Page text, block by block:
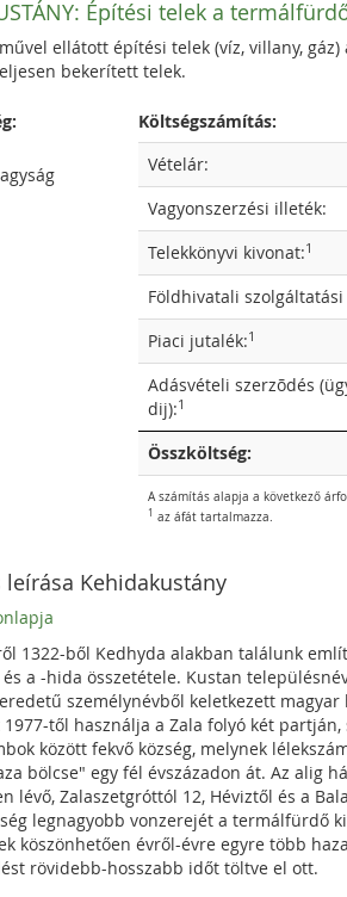
Építési telek a
ellátott építési telek (víz, villany,
bekerített telek.
Költségszámítás:
Vételár:
Vagyonszerzési illeték:
Telekkönyvi kivonat:1
Földhivatali
Piaci jutalék:1
Adásvételi szerzõdés
dij):1
Összköltség:
A számítás alapja a következő
1 az áfát tartalmazza.
leírása Kehidakustány
1322-ből Kedhyda alakban találunk
a -hida összetétele. Kustan
személynévből keletkezett magyar
től használja a Zala folyó két partján,
között fekvő község, melynek
bölcse" egy fél évszázadon át. Az alig
lévő, Zalaszetgróttól 12, Héviztől és a
legnagyobb vonzerejét a termálfürdő
köszönhetően évről-évre egyre több
rövidebb-hosszabb időt töltve el ott.